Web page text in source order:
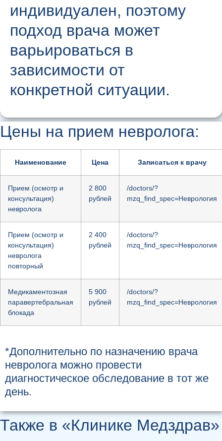
индивидуален, поэтому
подход врача может
варьироваться в
зависимости от
конкретной ситуации.
Цены на прием невролога:
Наименование Цена Записаться к врачу
Прием (осмотр и
консультация)
невролога
2 800
рублей
/doctors/?
mzq_find_spec=Неврология
Прием (осмотр и
консультация)
невролога
повторный
2 400
рублей
/doctors/?
mzq_find_spec=Неврология
Медикаментозная
паравертебральная
блокада
5 900
рублей
/doctors/?
mzq_find_spec=Неврология
*Дополнительно по назначению врача
невролога можно провести
диагностическое обследование в тот же
день.
Также в «Клинике Медздрав»